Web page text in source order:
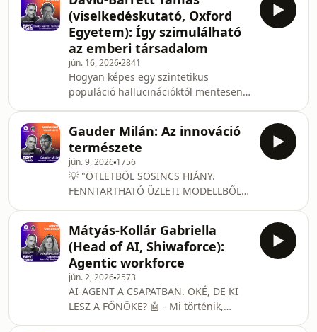
tervezésről és vezetői képességekről.
Szóba kerül
módszerekről, és a kialakult légkörről
beszélget az Epic Stories tegnap
megjelent adásában Mayer Máté
pszichológus, terapeuta és Dániel
Dojcsák, a Shiwaforce kommunikáció
igazgatója.Erős mondatok hangzanak
el, melyeket érdemes akár checklist
formában is magunk előtt tartani,
vezetői és
(viselkedéskutató, Oxford
Egyetem): Így szimulálható
az emberi társadalom
jún. 16, 20262841
Hogyan képes egy szintetikus
populáció hallucinációktól mentesen,
épp a magyarországi idős korosztály
egyedi viselkedését és döntéshozatali
folyamatait egy váratlan globális
esemény (például egy háború)
kitörésekor? Az Epic Stories legújabb
epizódjában Dojcsák Dániel vendége
Dávid-Barett Tamás viselkedéskutató,
az Oxfordi Egy
Gauder Milán: Az innováció
természete
jún. 9, 2026 1756
💡 "ÖTLETBŐL SOSINCS HIÁNY.
FENNTARTHATÓ ÜZLETI MODELLBŐL
topmenedzsere, befektető, tanácsadó
és üzleti realista. 🎙 Dániel Dojcsák-kal,
a kommunikációs vezetőnkkel és
állandó műsorvezetővel többek között
arról beszélgettek: – hogyan
különböztethető meg a valóban
hasznos innováció a porfogó
Mátyás-Kollár Gabriella
(Head of AI, Shiwaforce):
Agentic workforce
jún. 2, 20262573
AI-AGENT A CSAPATBAN. OKÉ, DE KI
LESZ A FŐNÖKE? 🤖 - Mi történik,